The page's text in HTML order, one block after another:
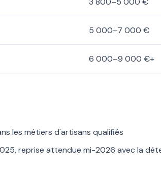
5 000–7 000 €
6 000–9 000 €+
les métiers d'artisans qualifiés
reprise attendue mi-2026 avec la